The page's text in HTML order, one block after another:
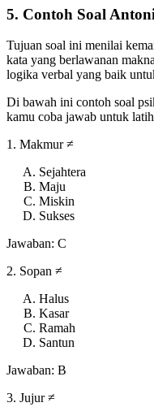
5. Contoh Soal
Tujuan soal ini menilai
kata yang berlawanan
logika verbal yang baik
Di bawah ini contoh soal
kamu coba jawab untuk
1. Makmur ≠
Sejahtera
Maju
Miskin
Sukses
Jawaban: C
2. Sopan ≠
Halus
Kasar
Ramah
Santun
Jawaban: B
3. Jujur ≠